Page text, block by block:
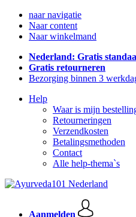
naar navigatie
Naar content
Naar winkelmand
Nederland: Gratis
Gratis retourneren
Bezorging binnen 3
Help
Waar is mijn
Retourneringen
Verzendkosten
Betalingsmethoden
Contact
Alle help-thema`s
Aanmelden